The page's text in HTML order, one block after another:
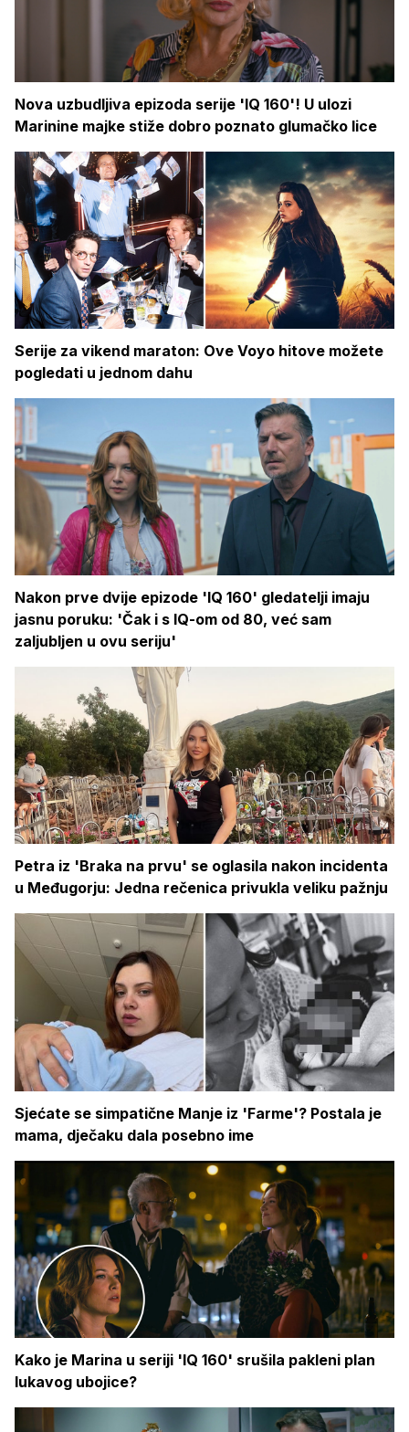
Nova uzbudljiva epizoda serije 'IQ 160'! U ulozi
Marinine majke stiže dobro poznato glumačko lice
Serije za vikend maraton: Ove Voyo hitove možete
pogledati u jednom dahu
Nakon prve dvije epizode 'IQ 160' gledatelji imaju
jasnu poruku: 'Čak i s IQ-om od 80, već sam
zaljubljen u ovu seriju'
Petra iz 'Braka na prvu' se oglasila nakon incidenta
u Međugorju: Jedna rečenica privukla veliku pažnju
Sjećate se simpatične Manje iz 'Farme'? Postala je
mama, dječaku dala posebno ime
Kako je Marina u seriji 'IQ 160' srušila pakleni plan
lukavog ubojice?